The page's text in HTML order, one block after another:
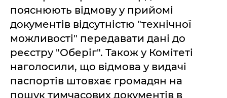
пояснюють відмову у прийомі
документів відсутністю "технічної
можливості" передавати дані до
реєстру "Оберіг". Також у Комітеті
наголосили, що відмова у видачі
паспортів штовхає громадян на
пошук тимчасових документів в